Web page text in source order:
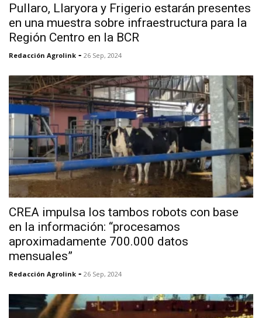
Pullaro, Llaryora y Frigerio estarán presentes
en una muestra sobre infraestructura para la
Región Centro en la BCR
Redacción Agrolink - 26 Sep, 2024
CREA impulsa los tambos robots con base
en la información: “procesamos
aproximadamente 700.000 datos
mensuales”
Redacción Agrolink - 26 Sep, 2024